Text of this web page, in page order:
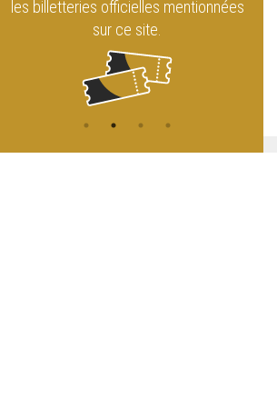
les billetteries officielles mentionnées
sur ce site.